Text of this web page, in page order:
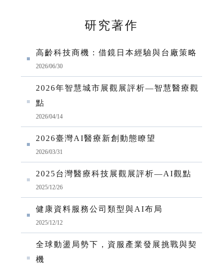
研究著作
高齡科技商機：借鏡日本經驗與台廠策略
2026/06/30
2026年智慧城市展觀展評析—智慧醫療觀
點
2026/04/14
2026臺灣AI醫療新創動態瞭望
2026/03/31
2025台灣醫療科技展觀展評析—AI觀點
2025/12/26
健康資料服務公司類型與AI布局
2025/12/12
全球動盪局勢下，資服產業發展挑戰與契
機